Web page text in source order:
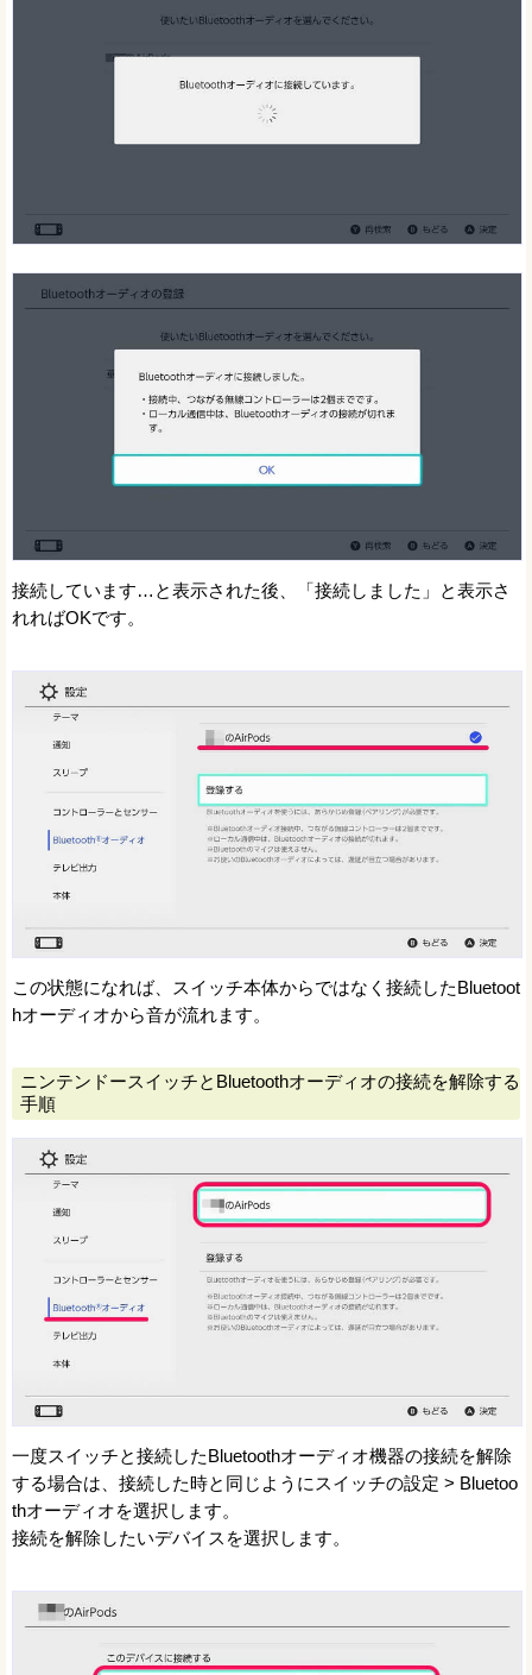
接続しています…と表示された後、「接続しました」と表示さ
れればOKです。
この状態になれば、スイッチ本体からではなく接続したBluetoot
hオーディオから音が流れます。
ニンテンドースイッチとBluetoothオーディオの接続を解除する
手順
一度スイッチと接続したBluetoothオーディオ機器の接続を解除
する場合は、接続した時と同じようにスイッチの設定 > Bluetoo
thオーディオを選択します。
接続を解除したいデバイスを選択します。